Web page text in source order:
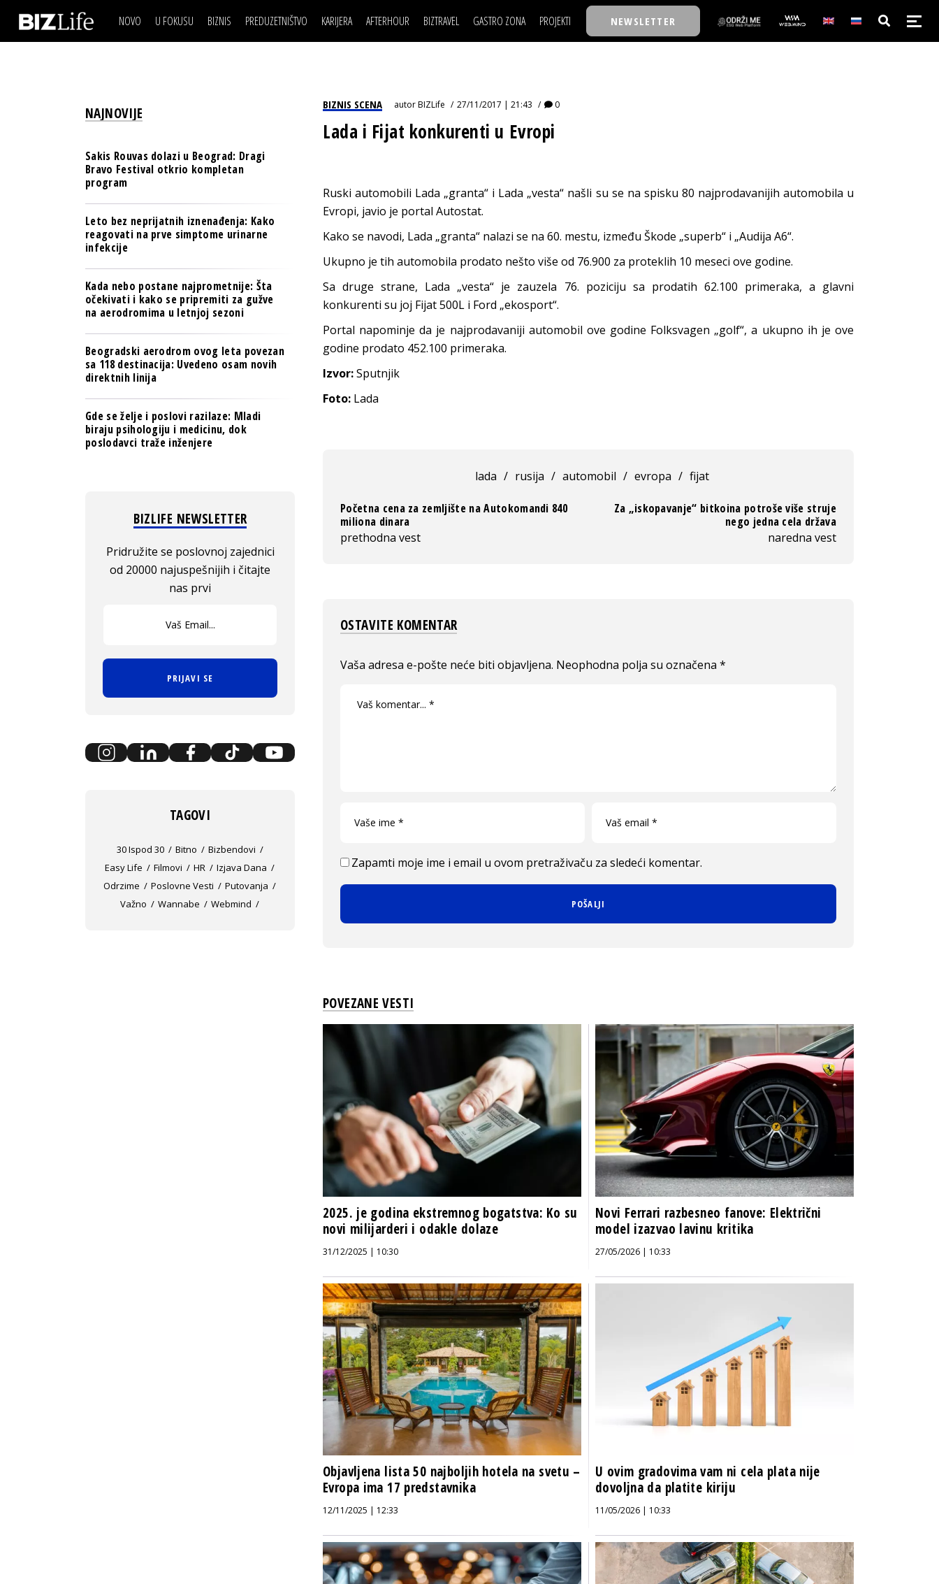
NOVO U FOKUSU BIZNIS
BREND I KOMUNIKACIJE
BANKE
TECH I AI
BIZNIS & SPORT
PULS REGIONA
NOVO NA RAFU
PREDUZETNIŠTVO KARIJERA
MOJ UGAO
USAVRŠAVANJE
AFTERHOUR
AUTO SVET
STIL
BIZTRAVEL GASTRO ZONA PROJEKTI
BACK TO OFFICE/SCHOOL
BIZKOLEGIJUM
BIZLIFE WEEK
IZJAVA GODINE
NEWSLETTER
IZJAVA DANABIZNIS SCENA
OSIGURANJE
TECH I AI
PULS REGIONA
POSAO
USAVRŠAVANJE
KNOW-HOW
FILM I SCENA
STIL
WELLBEING
NAJKOLEGA
BACK TO OFFICE/SCHOOL
BIZBENDOVI
BIZLIFE WEEK
BIZNIS SCENA autorBIZLife 27/11/2017 | 21:43 0
Lada i Fijat konkurenti u Evropi
Ruski automobili Lada „granta“ i Lada „vesta“ našli su se na spisku 80 najprodavanijih automobila u
Evropi, javio je portal Autostat.
Kako se navodi, Lada „granta“ nalazi se na 60. mestu, između Škode „superb“ i „Audija A6“.
Ukupno je tih automobila prodato nešto više od 76.900 za proteklih 10 meseci ove godine.
Sa druge strane, Lada „vesta“ je zauzela 76. poziciju sa prodatih 62.100 primeraka, a glavni
konkurenti su joj Fijat 500L i Ford „ekosport“.
Portal napominje da je najprodavaniji automobil ove godine Folksvagen „golf“, a ukupno ih je ove
godine prodato 452.100 primeraka.
Izvor:Sputnjik
Foto: Lada
lada / rusija / automobil / evropa / fijat
Početna cena za zemljište na Autokomandi 840
miliona dinara
prethodna vest
Za „iskopavanje“ bitkoina potroše više struje
nego jedna cela država
naredna vest
OSTAVITE KOMENTAR
Vaša adresa e-pošte neće biti objavljena. Neophodna polja su označena *
Zapamti moje ime i email u ovom pretraživaču za sledeći komentar.
POVEZANE VESTI
2025. je godina ekstremnog bogatstva: Ko su
novi milijarderi i odakle dolaze
31/12/2025 | 10:30
Novi Ferrari razbesneo fanove: Električni
model izazvao lavinu kritika
27/05/2026 | 10:33
Objavljena lista 50 najboljih hotela na svetu –
Evropa ima 17 predstavnika
12/11/2025 | 12:33
U ovim gradovima vam ni cela plata nije
dovoljna da platite kiriju
11/05/2026 | 10:33
NAJNOVIJE
Sakis Rouvas dolazi u Beograd: Dragi
Bravo Festival otkrio kompletan
program
Leto bez neprijatnih iznenađenja: Kako
reagovati na prve simptome urinarne
infekcije
Kada nebo postane najprometnije: Šta
očekivati i kako se pripremiti za gužve
na aerodromima u letnjoj sezoni
Beogradski aerodrom ovog leta povezan
sa 118 destinacija: Uvedeno osam novih
direktnih linija
Gde se želje i poslovi razilaze: Mladi
biraju psihologiju i medicinu, dok
poslodavci traže inženjere
BIZLIFE NEWSLETTER
Pridružite se poslovnoj zajednici
od 20000 najuspešnijih i čitajte
nas prvi
PRIJAVI SE
TAGOVI
30 Ispod 30 Bitno
Bizbendovi
Easy Life
Filmovi HR
Izjava Dana
Odrzime
Poslovne Vesti
Putovanja
Važno
Wannabe Webmind